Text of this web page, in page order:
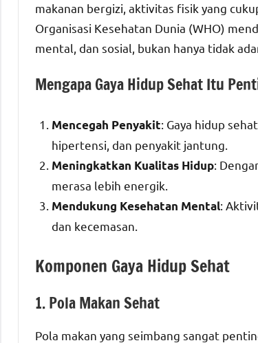
makanan bergizi, aktivitas fisik yang
Organisasi Kesehatan Dunia (WHO)
mental, dan sosial, bukan hanya tidak
Mengapa Gaya Hidup Sehat Itu
Mencegah Penyakit: Gaya hidup
hipertensi, dan penyakit jantung.
Meningkatkan Kualitas Hidup:
merasa lebih energik.
Mendukung Kesehatan Mental:
dan kecemasan.
Komponen Gaya Hidup Sehat
1. Pola Makan Sehat
Pola makan yang seimbang sangat